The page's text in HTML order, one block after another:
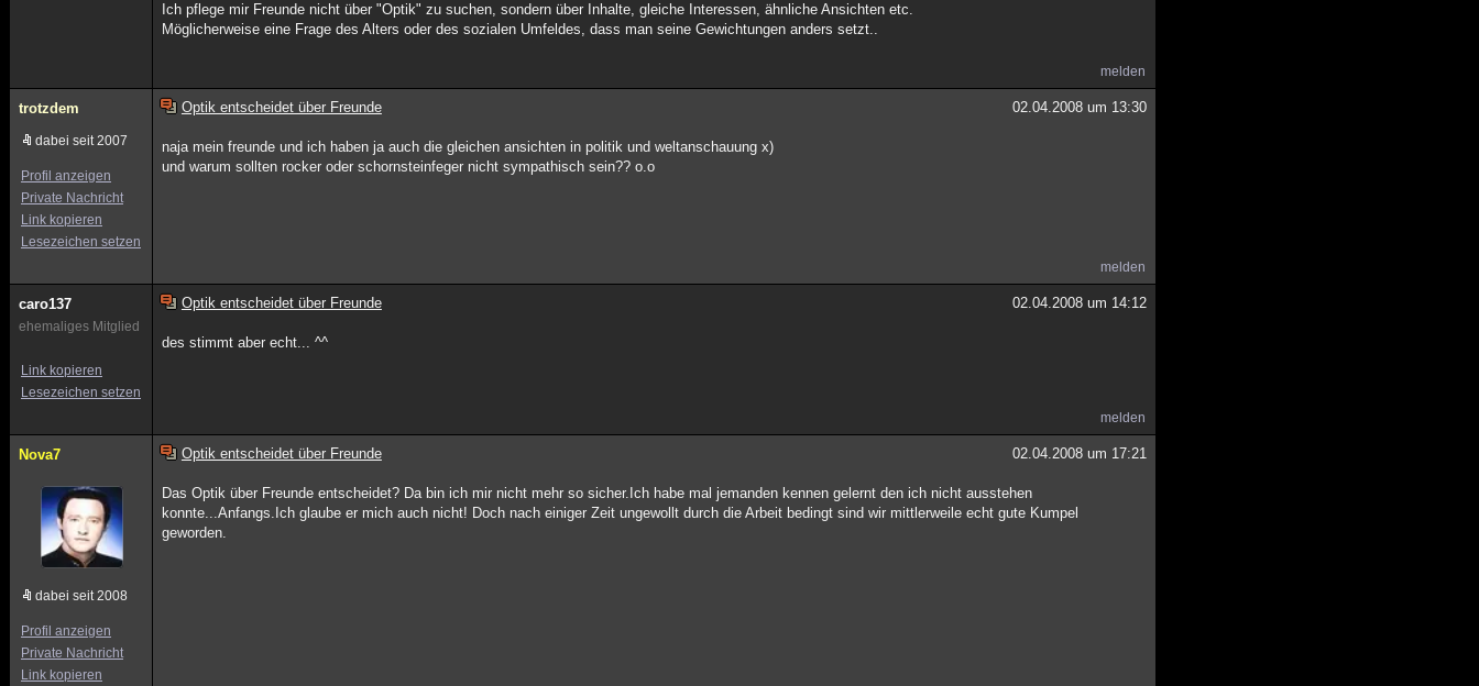
Ich pflege mir Freunde nicht über "Optik" zu suchen, sondern über Inhalte, gleiche Interessen, ähnliche Ansichten etc.
Möglicherweise eine Frage des Alters oder des sozialen Umfeldes, dass man seine Gewichtungen anders setzt..
melden
trotzdem
dabei seit 2007
Profil anzeigen
Private Nachricht
Link kopieren
Lesezeichen setzen
Optik entscheidet über Freunde 02.04.2008 um 13:30
naja mein freunde und ich haben ja auch die gleichen ansichten in politik und weltanschauung x)
und warum sollten rocker oder schornsteinfeger nicht sympathisch sein?? o.o
melden
caro137
ehemaliges Mitglied
Link kopieren
Lesezeichen setzen
Optik entscheidet über Freunde 02.04.2008 um 14:12
des stimmt aber echt... ^^
melden
Nova7
dabei seit 2008
Profil anzeigen
Private Nachricht
Link kopieren
Optik entscheidet über Freunde 02.04.2008 um 17:21
Das Optik über Freunde entscheidet? Da bin ich mir nicht mehr so sicher.Ich habe mal jemanden kennen gelernt den ich nicht ausstehen
konnte...Anfangs.Ich glaube er mich auch nicht! Doch nach einiger Zeit ungewollt durch die Arbeit bedingt sind wir mittlerweile echt gute Kumpel
geworden.